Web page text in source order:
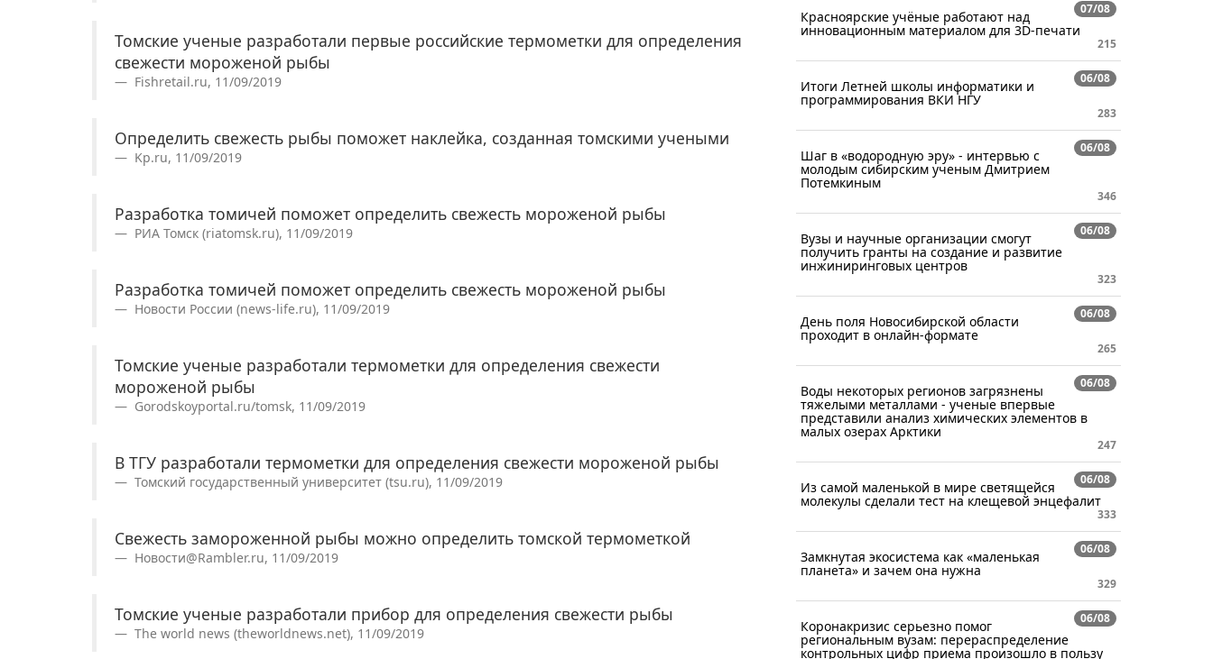
Томские ученые разработали первые российские термометки для определения
свежести мороженой рыбы
Fishretail.ru, 11/09/2019
Определить свежесть рыбы поможет наклейка, созданная томскими учеными
Kp.ru, 11/09/2019
Разработка томичей поможет определить свежесть мороженой рыбы
РИА Томск (riatomsk.ru), 11/09/2019
Разработка томичей поможет определить свежесть мороженой рыбы
Новости России (news-life.ru), 11/09/2019
Томские ученые разработали термометки для определения свежести
мороженой рыбы
Gorodskoyportal.ru/tomsk, 11/09/2019
В ТГУ разработали термометки для определения свежести мороженой рыбы
Томский государственный университет (tsu.ru), 11/09/2019
Свежесть замороженной рыбы можно определить томской термометкой
Новости@Rambler.ru, 11/09/2019
Томские ученые разработали прибор для определения свежести рыбы
The world news (theworldnews.net), 11/09/2019
07/08
Красноярские учёные работают над
инновационным материалом для 3D-печати
215
06/08
Итоги Летней школы информатики и
программирования ВКИ НГУ
283
06/08
Шаг в «водородную эру» - интервью с
молодым сибирским ученым Дмитрием
Потемкиным
346
06/08
Вузы и научные организации смогут
получить гранты на создание и развитие
инжиниринговых центров
323
06/08
День поля Новосибирской области
проходит в онлайн-формате
265
06/08
Воды некоторых регионов загрязнены
тяжелыми металлами - ученые впервые
представили анализ химических элементов в
малых озерах Арктики
247
06/08
Из самой маленькой в мире светящейся
молекулы сделали тест на клещевой энцефалит
333
06/08
Замкнутая экосистема как «маленькая
планета» и зачем она нужна
329
06/08
Коронакризис серьезно помог
региональным вузам: перераспределение
контрольных цифр приема произошло в пользу